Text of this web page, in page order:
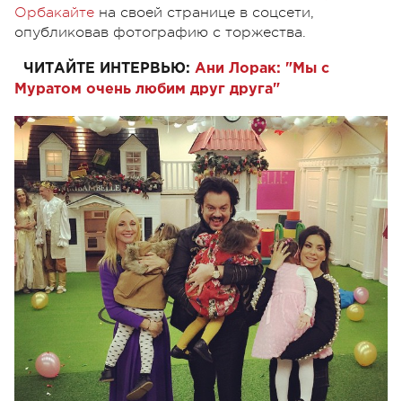
Орбакайте на своей странице в соцсети,
опубликовав фотографию с торжества.
ЧИТАЙТЕ ИНТЕРВЬЮ: Ани Лорак: "Мы с
Муратом очень любим друг друга"